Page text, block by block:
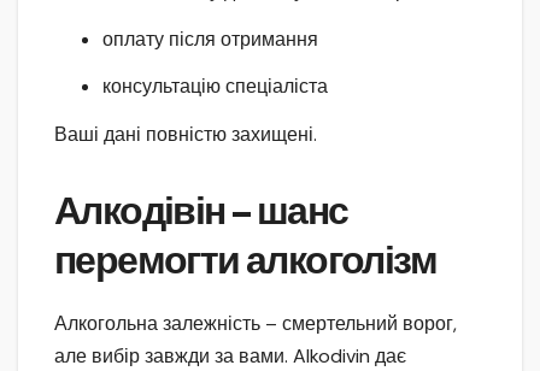
оплату після отримання
консультацію спеціаліста
Ваші дані повністю захищені.
Алкодівін – шанс
перемогти алкоголізм
Алкогольна залежність – смертельний ворог,
але вибір завжди за вами. Alkodivin дає